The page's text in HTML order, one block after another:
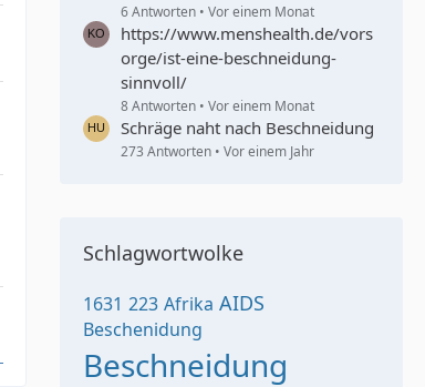
6 Antworten Vor einem Monat
https://www.menshealth.de/vors
orge/ist-eine-beschneidung-
sinnvoll/
8 Antworten Vor einem Monat
Schräge naht nach Beschneidung
273 Antworten Vor einem Jahr
Schlagwortwolke
1631 223 Afrika AIDS
Beschenidung
Beschneidung